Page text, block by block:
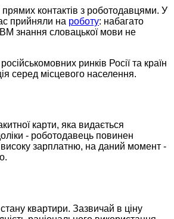
прямих контактів з роботодавцями. У
прийняли на роботу: набагато
знання словацької мови не
ринків Росії та країн
серед місцевого населення.
карти, яка видається
- роботодавець повинен
високу зарплатню, на даний момент -
квартири. Зазвичай в ціну